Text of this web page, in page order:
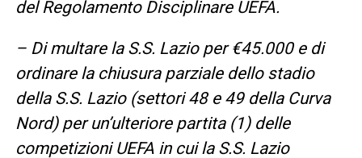
del Regolamento Disciplinare UEFA.
– Di multare la S.S. Lazio per €45.000 e di
ordinare la chiusura parziale dello stadio
della S.S. Lazio (settori 48 e 49 della Curva
Nord) per un’ulteriore partita (1) delle
competizioni UEFA in cui la S.S. Lazio